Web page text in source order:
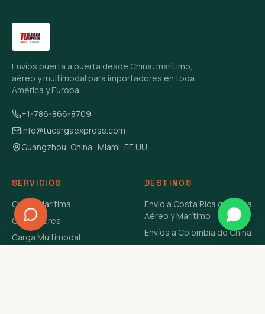
Envíos puerta a puerta desde China: marítimo,
aéreo y multimodal para importadores en toda
América y Europa.
+1-786-866-8709
info@tucargaexpress.com
Guangzhou, China · Miami, EE.UU.
SERVICIOS
Carga Marítima
Carga Aérea
Carga Multimodal
DESTINOS
Envío a Costa Rica de China
Aéreo y Marítimo
Envíos a Colombia de China